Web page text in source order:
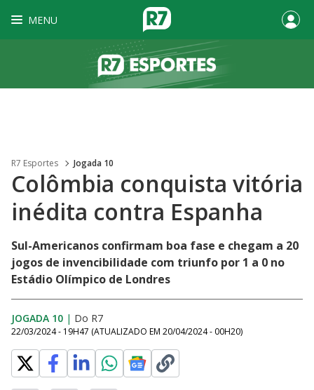
MENU
R7 Esportes Jogada 10
Colômbia conquista vitória
inédita contra Espanha
Sul-Americanos confirmam boa fase e chegam a 20
jogos de invencibilidade com triunfo por 1 a 0 no
Estádio Olímpico de Londres
JOGADA 10 | Do R7
22/03/2024 - 19H47 (ATUALIZADO EM 20/04/2024 - 00H20)